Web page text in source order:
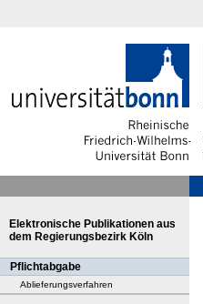
Elektronische Publikationen aus
dem Regierungsbezirk Köln
Pflichtabgabe
Ablieferungsverfahren